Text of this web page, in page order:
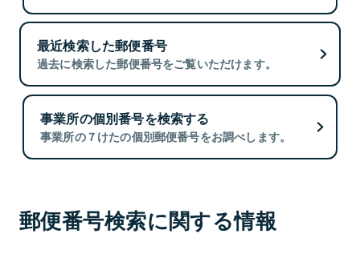
最近検索した郵便番号
過去に検索した郵便番号をご覧いただけます。
事業所の個別番号を検索する
事業所の７けたの個別郵便番号をお調べします。
郵便番号検索に関する情報